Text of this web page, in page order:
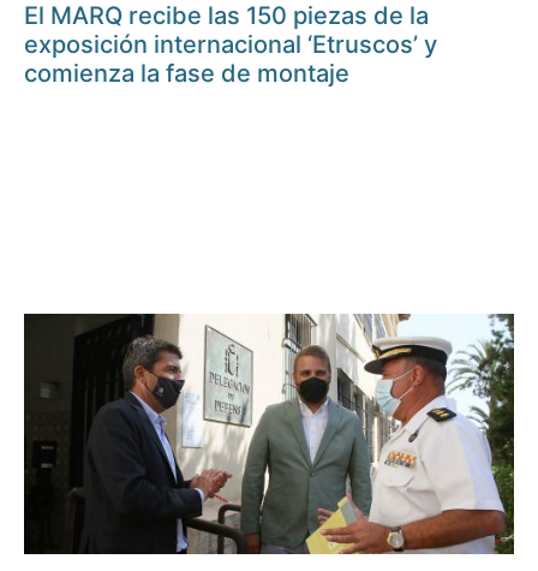
El MARQ recibe las 150 piezas de la
exposición internacional ‘Etruscos’ y
comienza la fase de montaje